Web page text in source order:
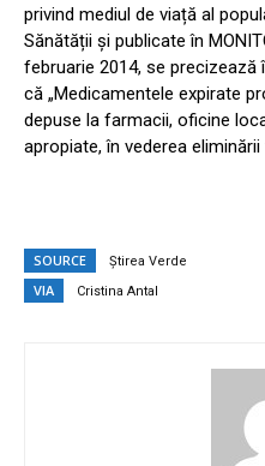
privind mediul de viață al
Sănătății și publicate în
februarie 2014, se
că „Medicamentele expirate
depuse la farmacii, oficine
apropiate, în vederea eliminării
SOURCE Știrea Verde
VIA Cristina Antal